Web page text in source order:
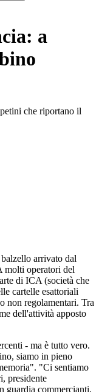
a
che riportano il
arrivato dal
molti operatori del
di ICA (società che
cartelle esattoriali
non regolamentari. Tra
dell'attività apposto
- ma è tutto vero.
siamo in pieno
"Ci sentiamo
presidente
guardia commercianti,